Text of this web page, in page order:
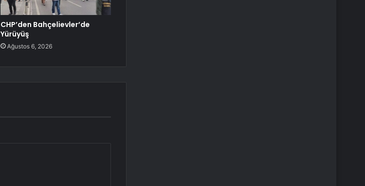
CHP’den Bahçelievler’de
Yürüyüş
Ağustos 6, 2026